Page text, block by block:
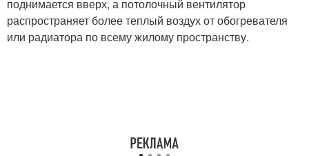
поднимается вверх, а потолочный вентилятор
распространяет более теплый воздух от обогревателя
или радиатора по всему жилому пространству.